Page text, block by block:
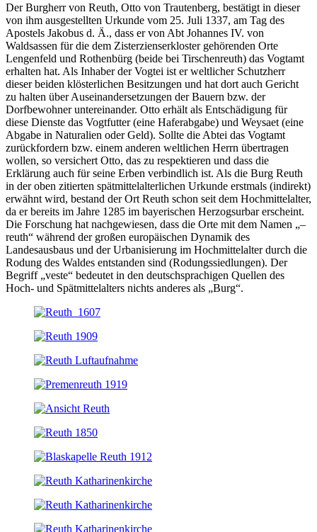
Der Burgherr von Reuth, Otto von Trautenberg, bestätigt in dieser
von ihm ausgestellten Urkunde vom 25. Juli 1337, am Tag des
Apostels Jakobus d. Ä., dass er von Abt Johannes IV. von
Waldsassen für die dem Zisterzienserkloster gehörenden Orte
Lengenfeld und Rothenbürg (beide bei Tirschenreuth) das Vogtamt
erhalten hat. Als Inhaber der Vogtei ist er weltlicher Schutzherr
dieser beiden klösterlichen Besitzungen und hat dort auch Gericht
zu halten über Auseinandersetzungen der Bauern bzw. der
Dorfbewohner untereinander. Otto erhält als Entschädigung für
diese Dienste das Vogtfutter (eine Haferabgabe) und Weysaet (eine
Abgabe in Naturalien oder Geld). Sollte die Abtei das Vogtamt
zurückfordern bzw. einem anderen weltlichen Herrn übertragen
wollen, so versichert Otto, das zu respektieren und dass die
Erklärung auch für seine Erben verbindlich ist. Als die Burg Reuth
in der oben zitierten spätmittelalterlichen Urkunde erstmals (indirekt)
erwähnt wird, bestand der Ort Reuth schon seit dem Hochmittelalter,
da er bereits im Jahre 1285 im bayerischen Herzogsurbar erscheint.
Die Forschung hat nachgewiesen, dass die Orte mit dem Namen „–
reuth“ während der großen europäischen Dynamik des
Landesausbaus und der Urbanisierung im Hochmittelalter durch die
Rodung des Waldes entstanden sind (Rodungssiedlungen). Der
Begriff „veste“ bedeutet in den deutschsprachigen Quellen des
Hoch- und Spätmittelalters nichts anderes als „Burg“.